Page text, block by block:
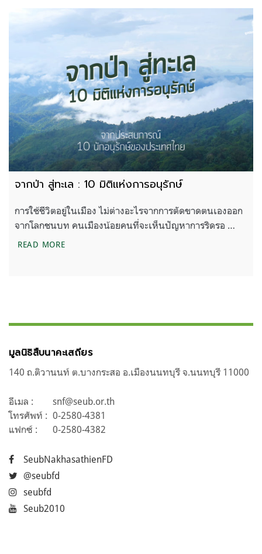
จากป่า สู่ทะเล : 10 มิติแห่งการอนุรักษ์
การใช้ชีวิตอยู่ในเมือง ไม่ต่างอะไรจากการตัดขาดตนเองออก
จากโลกชนบท คนเมืองน้อยคนที่จะเห็นปัญหาการริดรอ …
READ MOREจากป่า สู่ทะเล : 10 มิติแห่งการอนุรักษ์
มูลนิธิสืบนาคะเสถียร
140 ถ.ติวานนท์ ต.บางกระสอ อ.เมืองนนทบุรี จ.นนทบุรี 11000
อีเมล :
snf@seub.or.th
โทรศัพท์ : 0-2580-4381
แฟกซ์ :
0-2580-4382
SeubNakhasathienFD
@seubfd
seubfd
Seub2010